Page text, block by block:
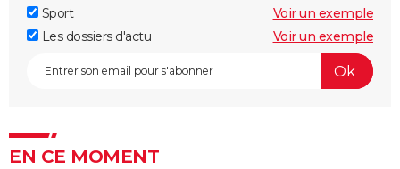
Sport
Voir un exemple
Les dossiers d'actu
Voir un exemple
EN CE MOMENT